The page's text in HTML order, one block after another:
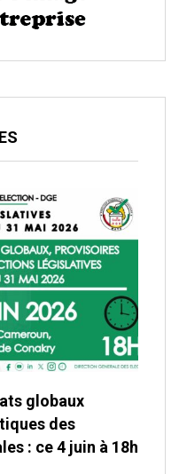
globaux
des
: ce 4 juin à 18h